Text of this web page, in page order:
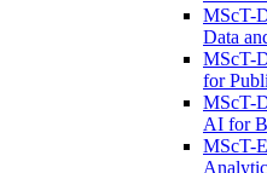
MScT-
Data
MScT-
for
MScT-
AI for
MScT-